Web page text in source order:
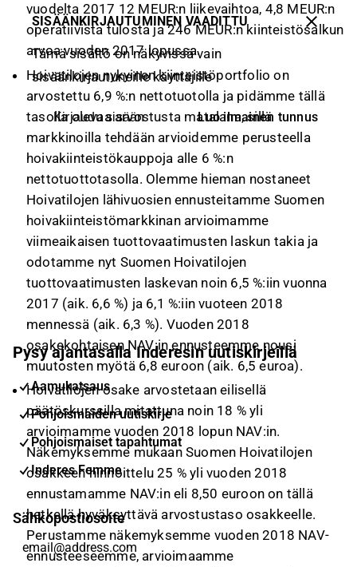
vuodelta 2017 12 MEUR:n liikevaihtoa, 4,8 MEUR:n
operatiivista tulosta ja 246 MEUR:n kiinteistösalkun
arvoa vuoden 2017 lopussa.
Hoivatilojen nykyinen kiinteistöportfolio on
arvostettu 6,9 %:n nettotuotolla ja pidämme tällä
tasolla olevaa arvostusta matalana, sillä
markkinoilla tehdään arvioidemme perusteella
hoivakiinteistökauppoja alle 6 %:n
nettotuottotasolla. Olemme hieman nostaneet
Hoivatilojen lähivuosien ennusteitamme Suomen
hoivakiinteistömarkkinan arvioimamme
viimeaikaisen tuottovaatimusten laskun takia ja
odotamme nyt Suomen Hoivatilojen
tuottovaatimusten laskevan noin 6,5 %:iin vuonna
2017 (aik. 6,6 %) ja 6,1 %:iin vuoteen 2018
mennessä (aik. 6,3 %). Vuoden 2018
osakekohtaisen NAV:in ennusteemme nousi
muutosten myötä 6,8 euroon (aik. 6,5 euroa).
Hoivatilojen osake arvostetaan eilisellä
päätöskurssilla mitattuna noin 18 % yli
arvioimamme vuoden 2018 lopun NAV:in.
Näkemyksemme mukaan Suomen Hoivatilojen
osakkeen hinnoittelu 25 % yli vuoden 2018
ennustamamme NAV:in eli 8,50 euroon on tällä
hetkellä hyväksyttävä arvostustaso osakkeelle.
Perustamme näkemyksemme vuoden 2018 NAV-
ennusteeseemme, arvioimaamme
SISÄÄNKIRJAUTUMINEN VAADITTU
Tämä sisältö on näkyvissä vain
sisäänkirjautuneille käyttäjille
Kirjaudu sisään Luo ilmainen tunnus
Pysy ajantasalla Inderesin uutiskirjeillä
Aamukatsaus
Pohjoismaiden uutiskirje
Pohjoismaiset tapahtumat
Inderes Femme
Sähköpostiosoite